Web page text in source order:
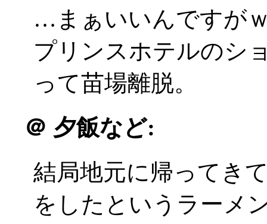
…まぁいいんですが
プリンスホテルのシ
って苗場離脱。
＠ 夕飯など:
結局地元に帰ってき
をしたというラーメ